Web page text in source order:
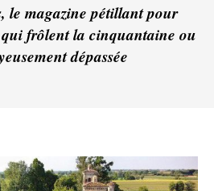
le magazine pétillant pour
qui frôlent la cinquantaine ou
dépassée